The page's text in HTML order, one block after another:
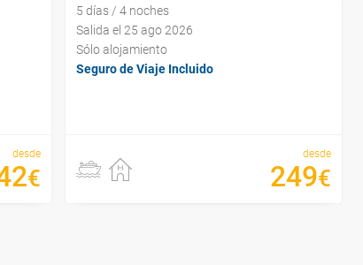
desde
€
5 días / 4 noches
Salida el 25 ago 2026
Sólo alojamiento
Seguro de Viaje Incluido
desde
249€